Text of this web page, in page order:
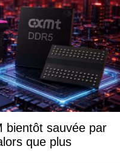
bientôt sauvée par
que plus